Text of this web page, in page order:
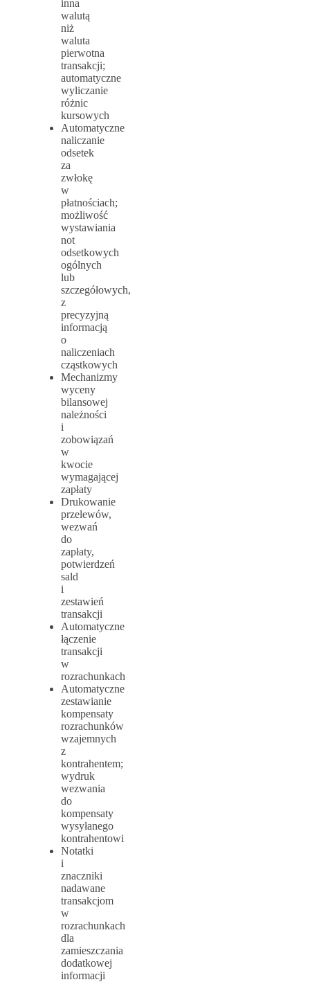
inna
walutą
niż
waluta
pierwotna
transakcji;
automatyczne
wyliczanie
różnic
kursowych
Automatyczne
naliczanie
odsetek
za
zwłokę
w
płatnościach;
możliwość
wystawiania
not
odsetkowych
ogólnych
lub
szczegółowych,
z
precyzyjną
informacją
o
naliczeniach
cząstkowych
Mechanizmy
wyceny
bilansowej
należności
i
zobowiązań
w
kwocie
wymagającej
zapłaty
Drukowanie
przelewów,
wezwań
do
zapłaty,
potwierdzeń
sald
i
zestawień
transakcji
Automatyczne
łączenie
transakcji
w
rozrachunkach
Automatyczne
zestawianie
kompensaty
rozrachunków
wzajemnych
z
kontrahentem;
wydruk
wezwania
do
kompensaty
wysyłanego
kontrahentowi
Notatki
i
znaczniki
nadawane
transakcjom
w
rozrachunkach
dla
zamieszczania
dodatkowej
informacji